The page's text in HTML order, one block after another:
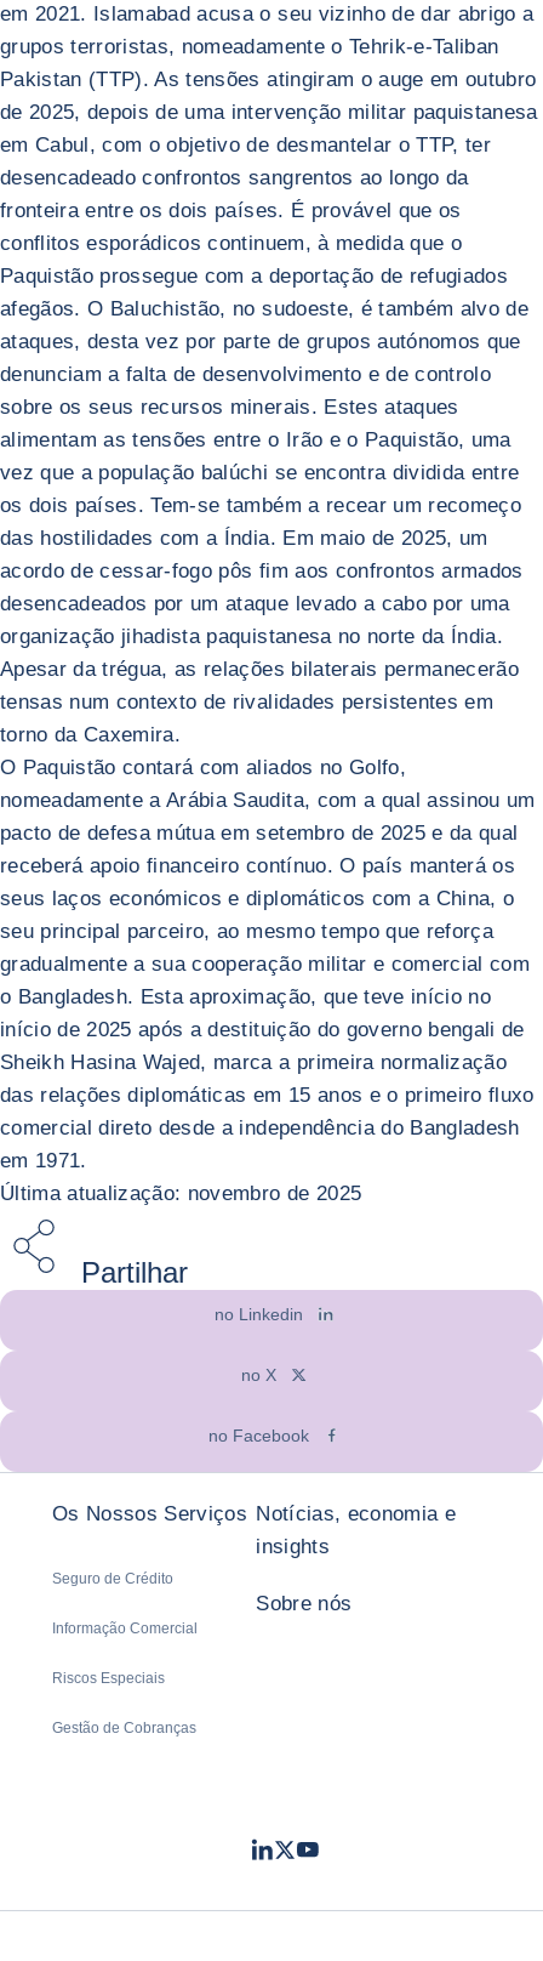
em 2021. Islamabad acusa o seu vizinho de dar abrigo a
grupos terroristas, nomeadamente o Tehrik-e-Taliban
Pakistan (TTP). As tensões atingiram o auge em outubro
de 2025, depois de uma intervenção militar paquistanesa
em Cabul, com o objetivo de desmantelar o TTP, ter
desencadeado confrontos sangrentos ao longo da
fronteira entre os dois países. É provável que os
conflitos esporádicos continuem, à medida que o
Paquistão prossegue com a deportação de refugiados
afegãos. O Baluchistão, no sudoeste, é também alvo de
ataques, desta vez por parte de grupos autónomos que
denunciam a falta de desenvolvimento e de controlo
sobre os seus recursos minerais. Estes ataques
alimentam as tensões entre o Irão e o Paquistão, uma
vez que a população balúchi se encontra dividida entre
os dois países. Tem-se também a recear um recomeço
das hostilidades com a Índia. Em maio de 2025, um
acordo de cessar-fogo pôs fim aos confrontos armados
desencadeados por um ataque levado a cabo por uma
organização jihadista paquistanesa no norte da Índia.
Apesar da trégua, as relações bilaterais permanecerão
tensas num contexto de rivalidades persistentes em
torno da Caxemira.
O Paquistão contará com aliados no Golfo,
nomeadamente a Arábia Saudita, com a qual assinou um
pacto de defesa mútua em setembro de 2025 e da qual
receberá apoio financeiro contínuo. O país manterá os
seus laços económicos e diplomáticos com a China, o
seu principal parceiro, ao mesmo tempo que reforça
gradualmente a sua cooperação militar e comercial com
o Bangladesh. Esta aproximação, que teve início no
início de 2025 após a destituição do governo bengali de
Sheikh Hasina Wajed, marca a primeira normalização
das relações diplomáticas em 15 anos e o primeiro fluxo
comercial direto desde a independência do Bangladesh
em 1971.
Última atualização: novembro de 2025
Partilhar
no Linkedin
no X
no Facebook
Os Nossos Serviços
Seguro de Crédito
Informação Comercial
Riscos Especiais
Gestão de Cobranças
Notícias, economia e
insights
Sobre nós
LinkedIn
TwitterYoutube